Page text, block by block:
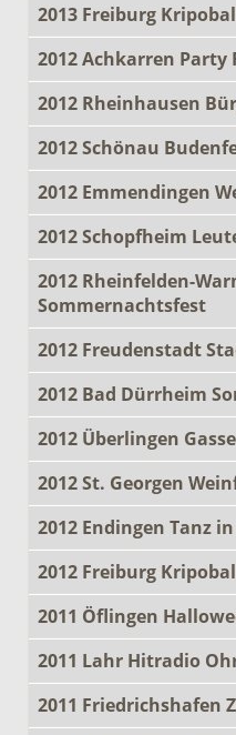
2013 Freiburg
2012 Achkarren Party
2012 Rheinhausen
2012 Schönau
2012 Emmendingen
2012 Schopfheim
2012 Rheinfelden-
Sommernachtsfest
2012 Freudenstadt
2012 Bad Dürrheim
2012 Überlingen
2012 St. Georgen
2012 Endingen Tanz
2012 Freiburg
2011 Öflingen
2011 Lahr Hitradio
2011 Friedrichshafen